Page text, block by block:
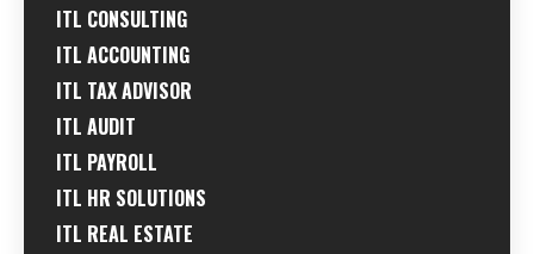
ITL CONSULTING
ITL ACCOUNTING
ITL TAX ADVISOR
ITL AUDIT
ITL PAYROLL
ITL HR SOLUTIONS
ITL REAL ESTATE